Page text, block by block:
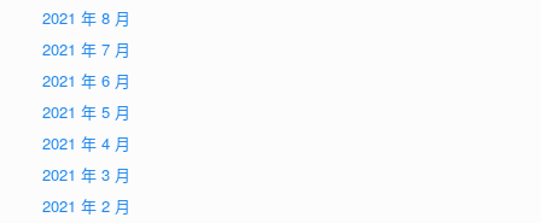
2021 年 8 月
2021 年 7 月
2021 年 6 月
2021 年 5 月
2021 年 4 月
2021 年 3 月
2021 年 2 月